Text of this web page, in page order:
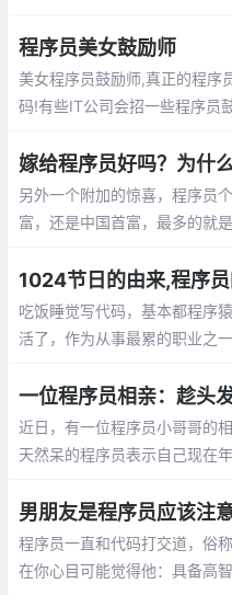
担心以后的出路了。那么未来大
出路在哪呢？
程序员美女鼓励师
美女程序员鼓励师,真正的程序
码!有些IT公司会招一些程序员
程序员鼓励师的作用，她们总
员们的肾上腺素分泌。
嫁给程序员好吗？为什
另外一个附加的惊喜，程序员
富，还是中国首富，最多的就
序员收入稳定，生活安逸，属
吃饭睡觉写代码，基本都程序
活了，作为从事最累的职业之
序员致敬，向自己致敬，向未
近日，有一位程序员小哥哥的
天然呆的程序员表示自己现在
男朋友是程序员应该注
程序员一直和代码打交道，俗
在你心目可能觉得他：具备高